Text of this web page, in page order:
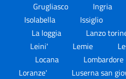
Grugliasco
Ingria
Isolabella
Issiglio
La loggia
Lanzo
Leini'
Lemie
Locana
Lombardore
Loranze'
Luserna san